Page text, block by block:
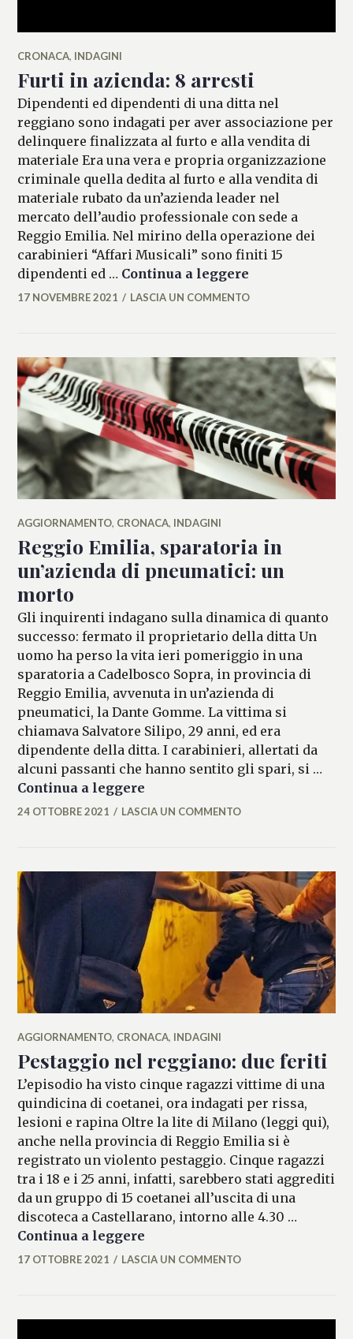
CRONACA, INDAGINI
Furti in azienda: 8 arresti
Dipendenti ed dipendenti di una ditta nel
reggiano sono indagati per aver associazione per
delinquere finalizzata al furto e alla vendita di
materiale Era una vera e propria organizzazione
criminale quella dedita al furto e alla vendita di
materiale rubato da un’azienda leader nel
mercato dell’audio professionale con sede a
Reggio Emilia. Nel mirino della operazione dei
carabinieri “Affari Musicali” sono finiti 15
dipendenti ed … Continua a leggere
ALESSIA
17 NOVEMBRE 2021 LASCIA UN COMMENTO
AGGIORNAMENTO, CRONACA, INDAGINI
Reggio Emilia, sparatoria in
un’azienda di pneumatici: un
morto
Gli inquirenti indagano sulla dinamica di quanto
successo: fermato il proprietario della ditta Un
uomo ha perso la vita ieri pomeriggio in una
sparatoria a Cadelbosco Sopra, in provincia di
Reggio Emilia, avvenuta in un’azienda di
pneumatici, la Dante Gomme. La vittima si
chiamava Salvatore Silipo, 29 anni, ed era
dipendente della ditta. I carabinieri, allertati da
alcuni passanti che hanno sentito gli spari, si …
Continua a leggere
ALESSIA
24 OTTOBRE 2021 LASCIA UN COMMENTO
AGGIORNAMENTO, CRONACA, INDAGINI
Pestaggio nel reggiano: due feriti
L’episodio ha visto cinque ragazzi vittime di una
quindicina di coetanei, ora indagati per rissa,
lesioni e rapina Oltre la lite di Milano (leggi qui),
anche nella provincia di Reggio Emilia si è
registrato un violento pestaggio. Cinque ragazzi
tra i 18 e i 25 anni, infatti, sarebbero stati aggrediti
da un gruppo di 15 coetanei all’uscita di una
discoteca a Castellarano, intorno alle 4.30 …
Continua a leggere
ALESSIA
17 OTTOBRE 2021 LASCIA UN COMMENTO